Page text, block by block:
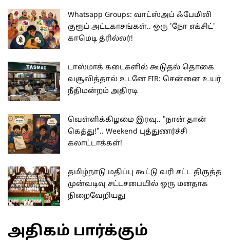
Whatsapp Groups: வாட்ஸ்அப் ஃபேமிலி
குரூப் அட்டகாசங்கள்.. ஒரு 'நோ எக்சிட்'
காமெடி த்ரில்லர்!
டாஸ்மாக் கடைகளில் கூடுதல் தொகை
வசூலித்தால் உடனே FIR: சென்னை உயர்
நீதிமன்றம் அதிரடி
வெள்ளிக்கிழமை இரவு.. "நான் தான்
கெத்து!".. Weekend புத்துணர்ச்சி
கலாட்டாக்கள்!
தமிழ்நாடு மதிப்பு கூட்டு வரி சட்ட திருத்த
முன்வடிவு சட்டசபையில் ஒரு மனதாக
நிறைவேறியது
அதிகம் பார்க்கும்